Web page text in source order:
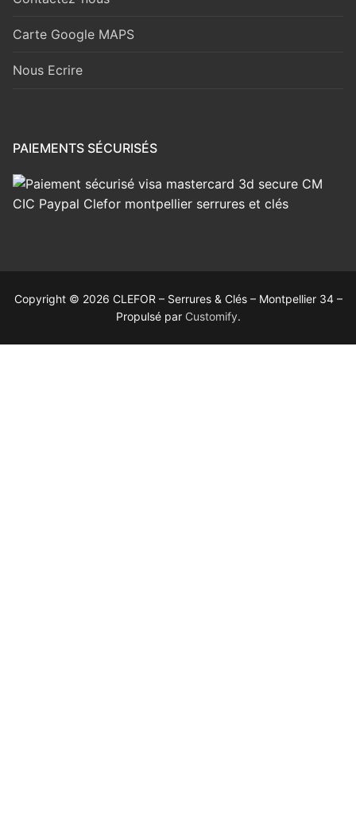
Carte Google MAPS
Nous Ecrire
PAIEMENTS SÉCURISÉS
Copyright © 2026 CLEFOR – Serrures & Clés – Montpellier 34 –
Propulsé par Customify.